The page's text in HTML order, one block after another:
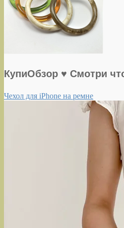
КупиОбзор ♥ Смотри
Чехол для iPhone на ремне